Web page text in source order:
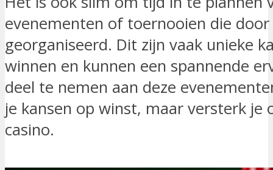
evenementen of toernooien die
georganiseerd. Dit zijn vaak unieke
winnen en kunnen een spannende
deel te nemen aan deze
je kansen op winst, maar versterk je
casino.